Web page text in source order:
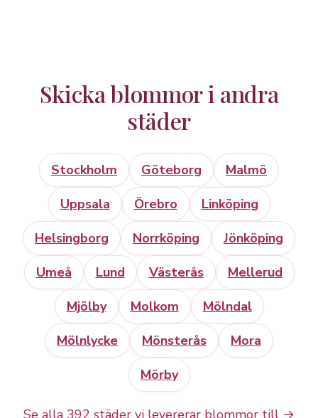
Skicka blommor i andra
städer
Stockholm Göteborg
Malmö
Uppsala
Örebro
Linköping
Helsingborg
Norrköping
Jönköping
Umeå
Lund Västerås
Mellerud
Mjölby
Molkom
Mölndal
Mölnlycke
Mönsterås
Mora
Mörby
Se alla 392 städer vi levererar blommor till →